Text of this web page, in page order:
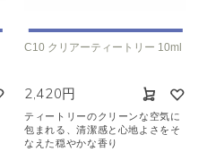
C10 クリアーティートリー 10ml
2,420円
ティートリーのクリーンな空気に
包まれる、清潔感と心地よさをそ
なえた穏やかな香り